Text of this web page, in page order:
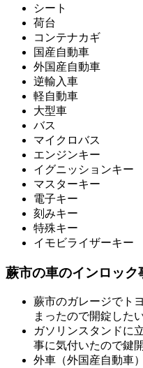
シート
荷台
コンテナカギ
国産自動車
外国産自動車
逆輸入車
軽自動車
大型車
バス
マイクロバス
エンジンキー
イグニッションキー
マスターキー
電子キー
刻みキー
特殊キー
イモビライザーキー
蕨市の車のインロック
蕨市のガレージでト
まったので開錠したい
ガソリンスタンドに
事に気付いたので鍵
外車（外国産自動車